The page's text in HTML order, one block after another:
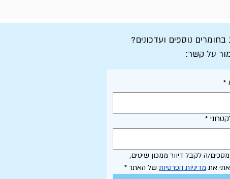
בחומרים נוספים ועדכונים?
על קשר:
*
*
את מדיניות הפרטיות של האתר *